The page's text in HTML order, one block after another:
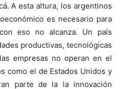
A esta altura, los argentinos
es necesario para
eso no alcanza. Un país
productivas, tecnológicas
empresas no operan en el
como el de Estados Unidos y
parte de la la innovación